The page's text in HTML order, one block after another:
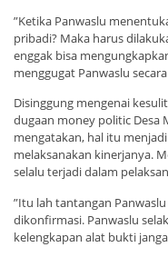
”Ketika Panwaslu
pribadi? Maka harus
enggak bisa
menggugat Panwaslu
Disinggung mengenai
dugaan money politic Desa
mengatakan, hal itu
melaksanakan kinerjanya.
selalu terjadi dalam
”Itu lah tantangan
dikonfirmasi. Panwaslu
kelengkapan alat bukti